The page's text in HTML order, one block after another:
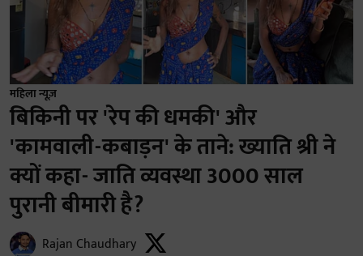
महिला न्यूज़
बिकिनी पर 'रेप की धमकी' और
'कामवाली-कबाड़न' के ताने: ख्याति श्री ने
क्यों कहा- जाति व्यवस्था 3000 साल
पुरानी बीमारी है?
Rajan Chaudhary